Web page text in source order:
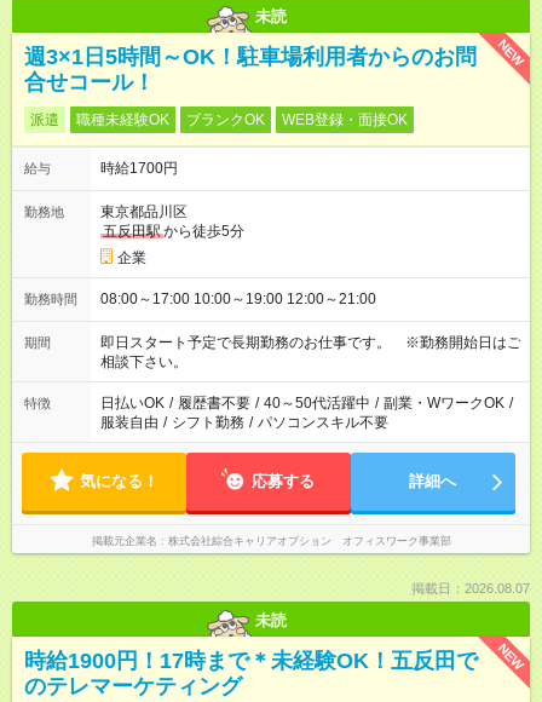
未読
NEW
週3×1日5時間～OK！駐車場利用者からのお問
合せコール！
派遣 職種未経験OK ブランクOK WEB登録・面接OK
給与 時給1700円
勤務地
東京都品川区
五反田駅から徒歩5分
企業
勤務時間 08:00～17:00 10:00～19:00 12:00～21:00
期間
即日スタート予定で長期勤務のお仕事です。 ※勤務開始日はご
相談下さい。
特徴 日払いOK / 履歴書不要 / 40～50代活躍中 / 副業・WワークOK /
服装自由 / シフト勤務 / パソコンスキル不要
気になる！ 応募する 詳細へ
掲載元企業名 株式会社綜合キャリアオプション オフィスワーク事業部
掲載日：2026.08.07
未読
NEW
時給1900円！17時まで＊未経験OK！五反田で
のテレマーケティング